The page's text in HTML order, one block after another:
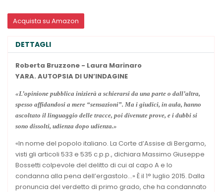
Acquista su Amazon
DETTAGLI
Roberta Bruzzone - Laura Marinaro
YARA. AUTOPSIA DI UN’INDAGINE
«L’opinione pubblica inizierà a schierarsi da una parte o dall’altra,
spesso affidandosi a mere “sensazioni”. Ma i giudici, in aula, hanno
ascoltato il linguaggio delle tracce, poi divenute prove, e i dubbi si
sono dissolti, udienza dopo udienza.»
«In nome del popolo italiano. La Corte d’Assise di Bergamo,
visti gli articoli 533 e 535 c.p.p., dichiara Massimo Giuseppe
Bossetti colpevole del delitto di cui al capo A e lo
condanna alla pena dell’ergastolo...» È il 1° luglio 2015. Dalla
pronuncia del verdetto di primo grado, che ha condannato